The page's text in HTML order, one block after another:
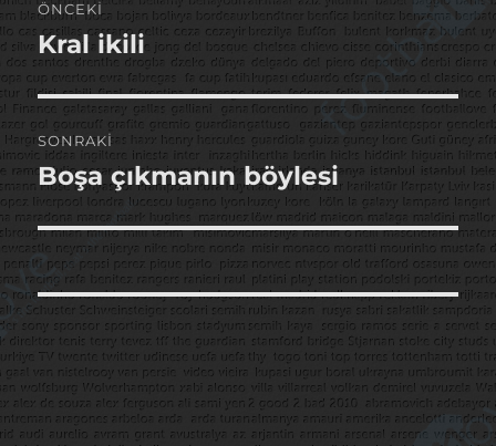
gezinmesi
ÖNCEKI
Önceki
yazı:
Kral ikili
SONRAKI
Sonraki
yazı:
Boşa çıkmanın böylesi